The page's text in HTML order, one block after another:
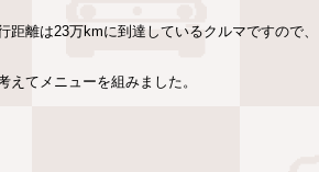
離は23万kmに到達しているクルマですので、
てメニューを組みました。